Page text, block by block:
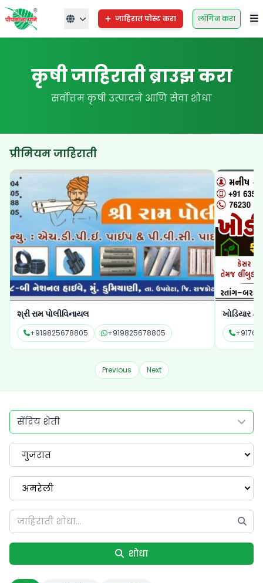
जाहिरात पोस्ट करा लॉगिन करा
कृषी जाहिराती ब्राउझ करा
सर्वोत्तम कृषी उत्पादने आणि सेवा शोधा
प्रीमियम जाहिराती
ખોડિયાર ફાર્મ અને નર્સરી
+917623041123 +917623041123
સનરાઈઝ
Previous Next
सेंद्रिय शेती
गुजरात
अमरेली
शोधा